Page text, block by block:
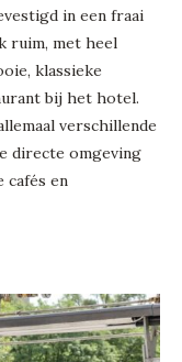
in een fraai
ruim, met heel
klassieke
bij het hotel.
verschillende
directe omgeving
cafés en